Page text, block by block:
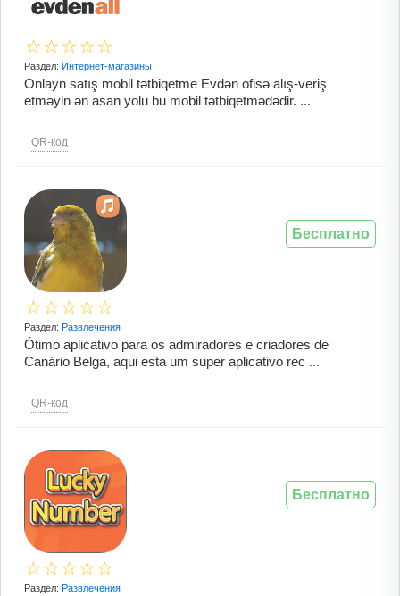
Раздел: Интернет-магазины
Onlayn satış mobil tətbiqetme Evdən ofisə alış-veriş
etməyin ən asan yolu bu mobil tətbiqetmədədir. ...
QR-код
Раздел: Развлечения
Ótimo aplicativo para os admiradores e criadores de
Canário Belga, aqui esta um super aplicativo rec ...
QR-код
Бесплатно
Раздел: Развлечения
Бесплатно